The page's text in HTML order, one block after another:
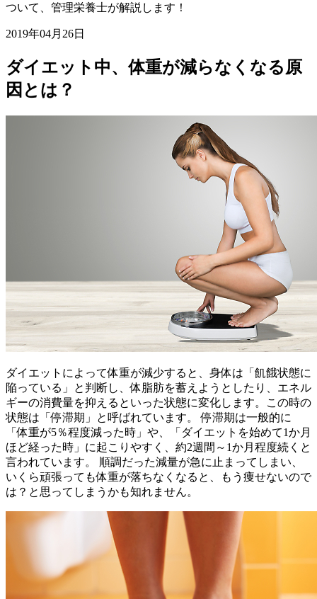
ついて、管理栄養士が解説します！
2019年04月26日
ダイエット中、体重が減らなくなる原
因とは？
ダイエットによって体重が減少すると、身体は「飢餓状態に
陥っている」と判断し、体脂肪を蓄えようとしたり、エネル
ギーの消費量を抑えるといった状態に変化します。この時の
状態は「停滞期」と呼ばれています。 停滞期は一般的に
「体重が5％程度減った時」や、「ダイエットを始めて1か月
ほど経った時」に起こりやすく、約2週間～1か月程度続くと
言われています。 順調だった減量が急に止まってしまい、
いくら頑張っても体重が落ちなくなると、もう痩せないので
は？と思ってしまうかも知れません。